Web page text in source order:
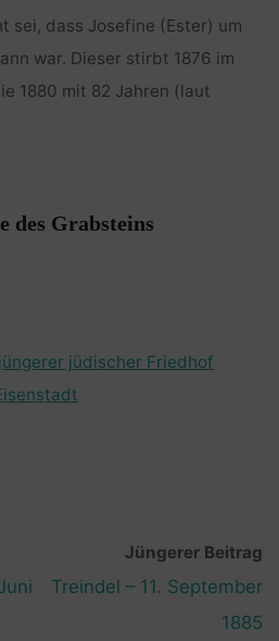
sei, dass Josefine (Ester) um
war. Dieser stirbt 1876 im
1880 mit 82 Jahren (laut
des Grabsteins
jüdischer Friedhof
Jüngerer Beitrag
Treindel – 11. September
1885